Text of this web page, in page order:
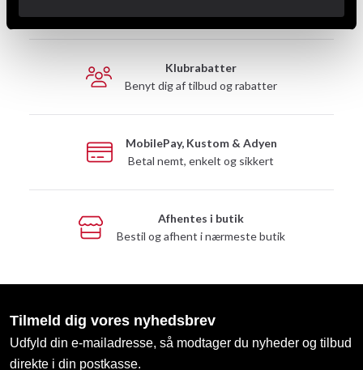
Klubrabatter
Benyt dig af tilbud og rabatter
MobilePay, Kustom & Adyen
Betal nemt, enkelt og sikkert
Afhentes i butik
Bestil og afhent i nærmeste butik
Tilmeld dig vores nyhedsbrev
Udfyld din e-mailadresse, så modtager du nyheder og tilbud
direkte i din postkasse.